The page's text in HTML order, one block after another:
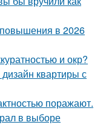
в 2026
и окр?
квартиры с
поражают.
в выборе